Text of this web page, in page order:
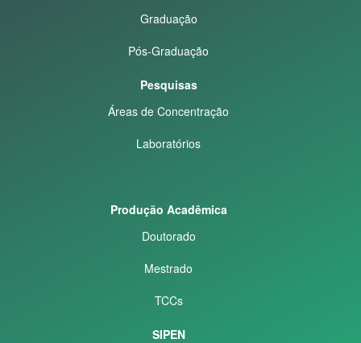
Graduação
Pós-Graduação
Pesquisas
Áreas de Concentração
Laboratórios
Produção Acadêmica
Doutorado
Mestrado
TCCs
SIPEN